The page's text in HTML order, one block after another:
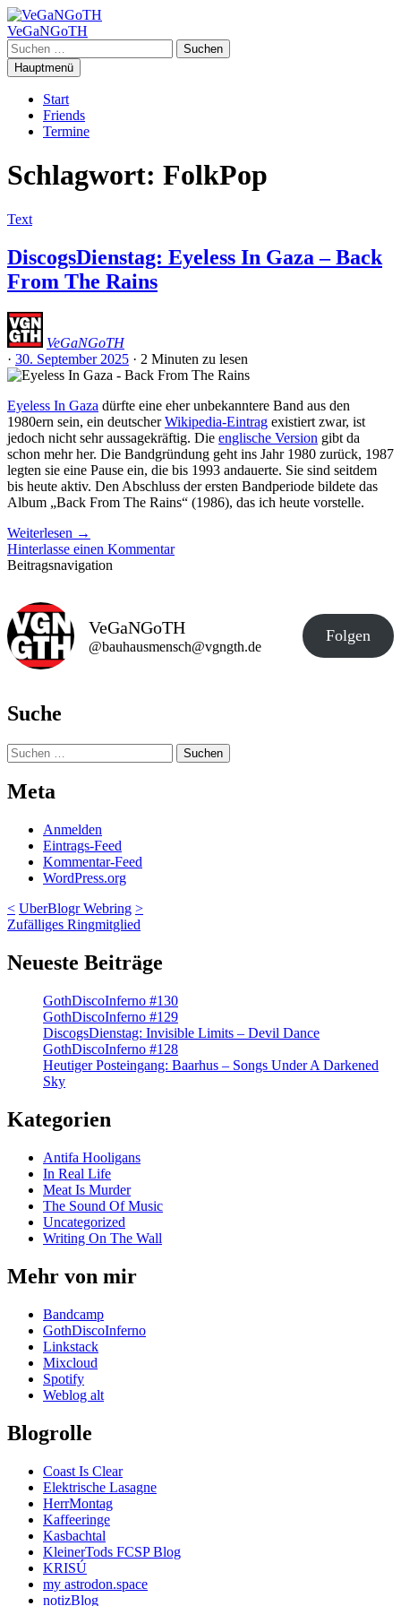
Zum
Inhalt
springen
VeGaNGoTH
Suchen
nach:
Hauptmenü
Start
Friends
Termine
Schlagwort: FolkPop
Text
DiscogsDienstag: Eyeless In Gaza – Back
From The Rains
VeGaNGoTH
· 30. September 2025 · 2 Minuten zu lesen
Eyeless In Gaza dürfte eine eher unbekanntere Band aus den
1980ern sein, ein deutscherWikipedia-Eintrag existiert zwar, ist
jedoch nicht sehr aussagekräftig. Die englische Version gibt da
schon mehr her. Die Bandgründung geht ins Jahr 1980 zurück, 1987
legten sie eine Pause ein, die bis 1993 andauerte. Sie sind seitdem
bis heute aktiv. Den Abschluss der ersten Bandperiode bildete das
Album „Back From The Rains“ (1986), das ich heute vorstelle.
Weiterlesen →
Hinterlasse einen Kommentar
Beitragsnavigation
VeGaNGoTH
@bauhausmensch@vgngth.de
Folgen
Suche
Suchen
nach:
Meta
Anmelden
Eintrags-Feed
Kommentar-Feed
WordPress.org
< UberBlogr Webring >
Zufälliges Ringmitglied
Neueste Beiträge
GothDiscoInferno #130
GothDiscoInferno #129
DiscogsDienstag: Invisible Limits – Devil Dance
GothDiscoInferno #128
Heutiger Posteingang: Baarhus – Songs Under A Darkened
Sky
Kategorien
Antifa Hooligans
In Real Life
Meat Is Murder
The Sound Of Music
Uncategorized
Writing On The Wall
Mehr von mir
Bandcamp
GothDiscoInferno
Linkstack
Mixcloud
Spotify
Weblog alt
Blogrolle
Coast Is Clear
Elektrische Lasagne
HerrMontag
Kaffeeringe
Kasbachtal
KleinerTods FCSP Blog
KRISÚ
my astrodon.space
notizBlog